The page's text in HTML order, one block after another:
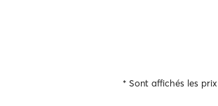
* Sont affichés les